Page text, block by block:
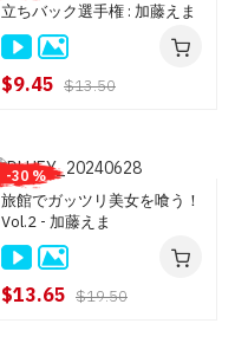
立ちバック選手権 : 加藤えま
$9.45 $13.50
-30 %
旅館でガッツリ美女を喰う！
Vol.2 - 加藤えま
$13.65 $19.50